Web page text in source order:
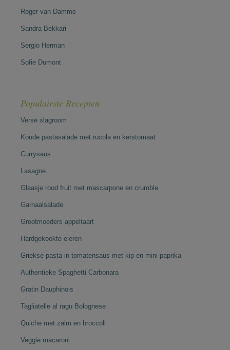
Roger van Damme
Sandra Bekkari
Sergio Herman
Sofie Dumont
Populairste Recepten
Verse slagroom
Koude pastasalade met rucola en kerstomaat
Currysaus
Lasagne
Glaasje rood fruit met mascarpone en crumble
Garnaalsalade
Grootmoeders appeltaart
Hardgekookte eieren
Griekse pasta in tomatensaus met kip en mini-paprika
Authentieke Spaghetti Carbonara
Gratin Dauphinois
Tagliatelle al ragu Bolognese
Quiche met zalm en broccoli
Veggie macaroni